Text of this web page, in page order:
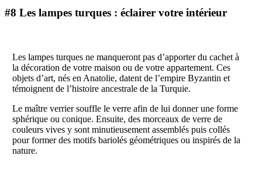
#8 Les lampes turques : éclairer votre intérieur
Les lampes turques ne manqueront pas d’apporter du cachet à
la décoration de votre maison ou de votre appartement. Ces
objets d’art, nés en Anatolie, datent de l’empire Byzantin et
témoignent de l’histoire ancestrale de la Turquie.
Le maître verrier souffle le verre afin de lui donner une forme
sphérique ou conique. Ensuite, des morceaux de verre de
couleurs vives y sont minutieusement assemblés puis collés
pour former des motifs bariolés géométriques ou inspirés de la
nature.